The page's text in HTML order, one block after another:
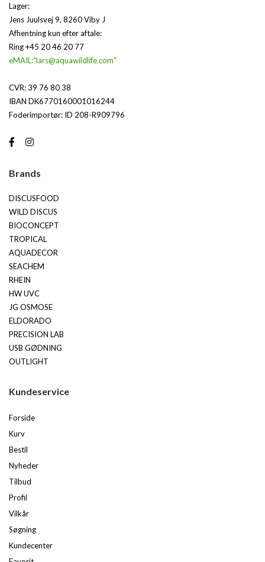
Lager:
Jens Juulsvej 9, 8260 Viby J
Afhentning kun efter aftale:
Ring +45 20 46 20 77
eMAIL:"lars@aquawildlife.com"
CVR: 39 76 80 38
IBAN DK6770160001016244
Foderimportør: ID 208-R909796
Brands
DISCUSFOOD
WILD DISCUS
BIOCONCEPT
TROPICAL
AQUADECOR
SEACHEM
RHEIN
HW UVC
JG OSMOSE
ELDORADO
PRECISION LAB
USB GØDNING
OUTLIGHT
Kundeservice
Forside
Kurv
Bestil
Nyheder
Tilbud
Profil
Vilkår
Søgning
Kundecenter